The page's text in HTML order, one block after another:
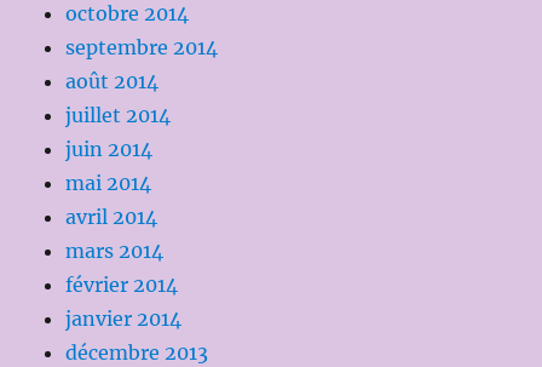
octobre 2014
septembre 2014
août 2014
juillet 2014
juin 2014
mai 2014
avril 2014
mars 2014
février 2014
janvier 2014
décembre 2013